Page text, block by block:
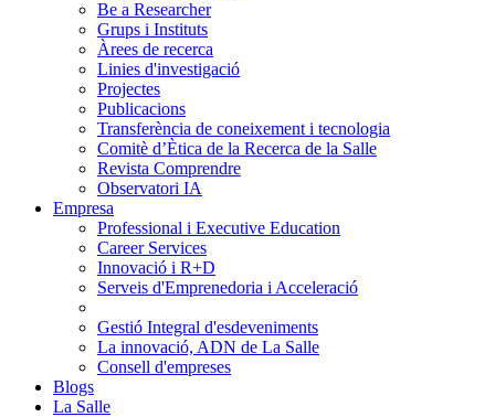
Be a Researcher
Grups i Instituts
Àrees de recerca
Linies d'investigació
Projectes
Publicacions
Transferència de coneixement i tecnologia
Comitè d’Ètica de la Recerca de la Salle
Revista Comprendre
Observatori IA
Empresa
Professional i Executive Education
Career Services
Innovació i R+D
Serveis d'Emprenedoria i Acceleració
Gestió Integral d'esdeveniments
La innovació, ADN de La Salle
Consell d'empreses
Blogs
La Salle